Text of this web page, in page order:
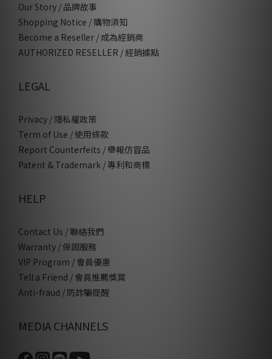
Our Story / 品牌故事
Shopping Notice / 購物須知
Become a Reseller / 成為經銷商
AUTHORIZED RESELLER / 經銷據點
LEGAL
Privacy / 隱私權政策
Term of Use / 使用條款
Report Counterfeits / 舉報仿冒品
Patent & Trademark / 專利和商標
HELP
Contact Us / 聯絡我們
Warranty / 保固服務
VIP Program / 會員優惠
Tell a Friend / 會員推薦獎賞
Anti-fraud / 防詐騙提醒
MEDIA CHANNELS